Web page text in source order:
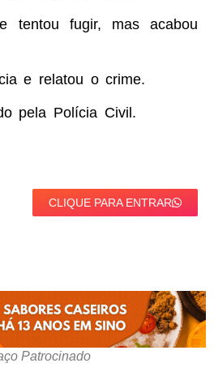
tentou fugir, mas acabou
e relatou o crime.
pela Polícia Civil.
CLIQUE PARA ENTRAR
Patrocinado